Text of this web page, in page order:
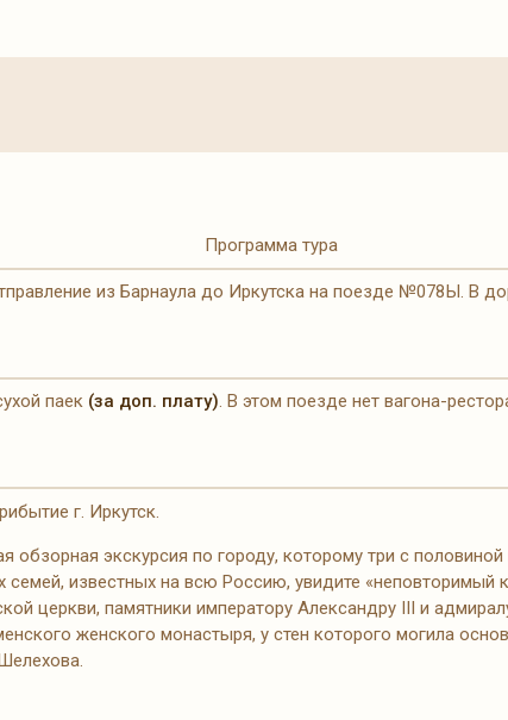
Программа тура
из Барнаула до Иркутска на поезде №078Ы. В
паек (за доп. плату). В этом поезде нет вагона-
г. Иркутск.
обзорная экскурсия по городу, которому три с
семей, известных на всю Россию, увидите «неповторимый
церкви, памятники императору Александру III и
женского монастыря, у стен которого могила